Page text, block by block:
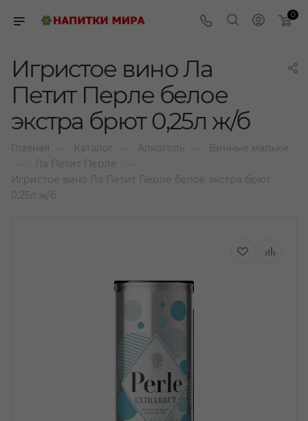
0
Игристое вино Ла
Петит Перле белое
экстра брют 0,25л ж/б
Главная Каталог Алкоголь Винные мальки
Ла Петит Перле
Игристое вино Ла Петит Перле белое экстра брют
0,25л ж/б